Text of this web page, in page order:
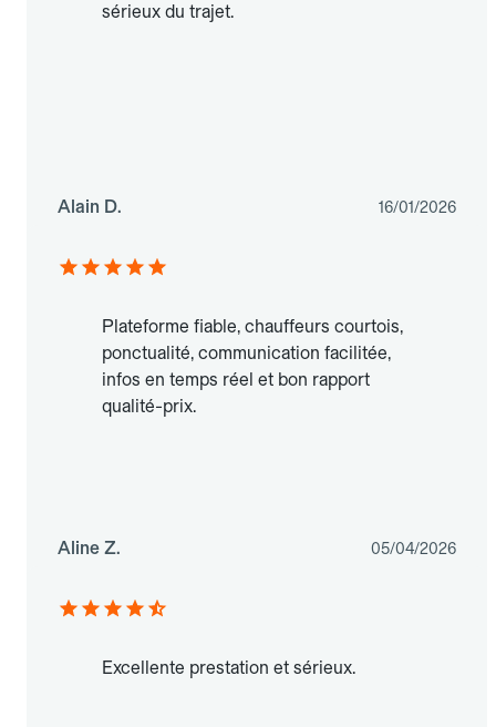
sérieux du trajet.
Alain D. 16/01/2026
Plateforme fiable, chauffeurs courtois,
ponctualité, communication facilitée,
infos en temps réel et bon rapport
qualité-prix.
Aline Z. 05/04/2026
Excellente prestation et sérieux.